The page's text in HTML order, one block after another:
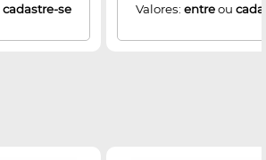
cadastre-se Valores: entreou